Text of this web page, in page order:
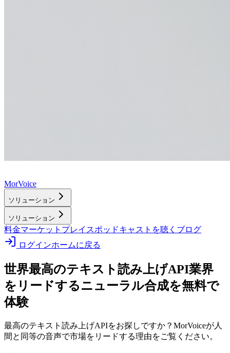
MorVoice
ソリューション
ソリューション
料金マーケットプレイスポッドキャストを聴く ブログ
ログインホームに戻る
世界最高のテキスト読み上げAPI業界
をリードするニューラル合成を無料で
体験
最高のテキスト読み上げAPIをお探しですか？MorVoiceが人
間と同等の音声で市場をリードする理由をご覧ください。